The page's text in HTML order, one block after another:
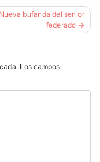
Nueva bufanda del senior
federado
Los campos